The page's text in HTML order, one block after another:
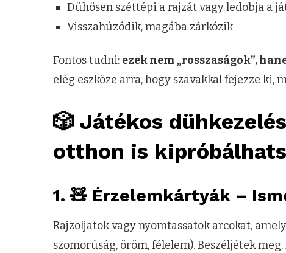
Dühösen széttépi a rajzát vagy ledobja a
Visszahúzódik, magába zárkózik
Fontos tudni: ezek nem „rosszaságok”,
elég eszköze arra, hogy szavakkal fejezze
🎲 Játékos
otthon is
1. 🧸 Érzelemkártyák –
Rajzoljatok vagy nyomtassatok arcokat,
szomorúság, öröm, félelem). Beszéljétek